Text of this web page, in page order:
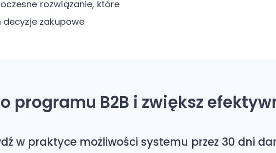
rozwiązanie, które
decyzje zakupowe
programu B2B i zwiększ
w praktyce możliwości systemu przez 30 dni